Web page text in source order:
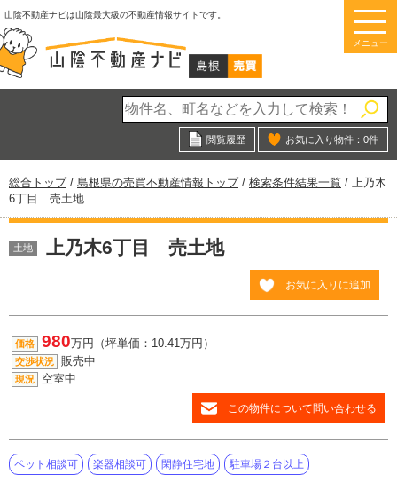
このページの本文へ
山陰不動産ナビは山陰最大級の不動産情報サイトです。
メニュー
閲覧履歴 お気に入り物件： 0件
現
在
の
置：
総合トップ/ 島根県の売買不動産情報トップ/ 検索条件結果一覧 / 上乃木
6丁目 売土地
土地 上乃木6丁目 売土地
お気に入りに追加
価格 980万円（坪単価：10.41万円）
交渉状況 販売中
現況 空室中
この物件について問い合わせる
ペット相談可 楽器相談可 閑静住宅地 駐車場２台以上